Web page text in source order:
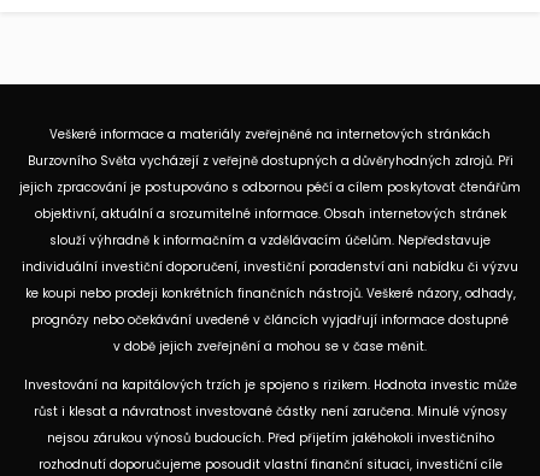
Veškeré informace a materiály zveřejněné na internetových stránkách
Burzovního Světa vycházejí z veřejně dostupných a důvěryhodných zdrojů. Při
jejich zpracování je postupováno s odbornou péčí a cílem poskytovat čtenářům
objektivní, aktuální a srozumitelné informace. Obsah internetových stránek
slouží výhradně k informačním a vzdělávacím účelům. Nepředstavuje
individuální investiční doporučení, investiční poradenství ani nabídku či výzvu
ke koupi nebo prodeji konkrétních finančních nástrojů. Veškeré názory, odhady,
prognózy nebo očekávání uvedené v článcích vyjadřují informace dostupné
v době jejich zveřejnění a mohou se v čase měnit.
Investování na kapitálových trzích je spojeno s rizikem. Hodnota investic může
růst i klesat a návratnost investované částky není zaručena. Minulé výnosy
nejsou zárukou výnosů budoucích. Před přijetím jakéhokoli investičního
rozhodnutí doporučujeme posoudit vlastní finanční situaci, investiční cíle